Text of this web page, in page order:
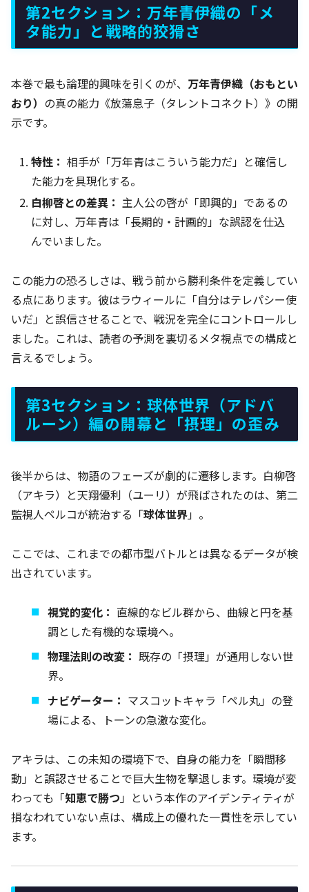
第2セクション：万年青伊織の「メ
タ能力」と戦略的狡猾さ
本巻で最も論理的興味を引くのが、 万年青伊織（おもとい
おり） の真の能力《放蕩息子（タレントコネクト）》の開
示です。
特性： 相手が「万年青はこういう能力だ」と確信し
た能力を具現化する。
白柳啓との差異： 主人公の啓が「即興的」であるの
に対し、万年青は「長期的・計画的」な誤認を仕込
んでいました。
この能力の恐ろしさは、戦う前から勝利条件を定義してい
る点にあります。彼はラウィールに「自分はテレパシー使
いだ」と誤信させることで、戦況を完全にコントロールし
ました。これは、読者の予測を裏切るメタ視点での構成と
言えるでしょう。
第3セクション：球体世界（アドバ
ルーン）編の開幕と「摂理」の歪み
後半からは、物語のフェーズが劇的に遷移します。白柳啓
（アキラ）と天翔優利（ユーリ）が飛ばされたのは、第二
監視人ペルコが統治する「球体世界」。
ここでは、これまでの都市型バトルとは異なるデータが検
出されています。
視覚的変化： 直線的なビル群から、曲線と円を基
調とした有機的な環境へ。
物理法則の改変： 既存の「摂理」が通用しない世
界。
ナビゲーター： マスコットキャラ「ペル丸」の登
場による、トーンの急激な変化。
アキラは、この未知の環境下で、自身の能力を「瞬間移
動」と誤認させることで巨大生物を撃退します。環境が変
わっても「知恵で勝つ 」という本作のアイデンティティが
損なわれていない点は、構成上の優れた一貫性を示してい
ます。